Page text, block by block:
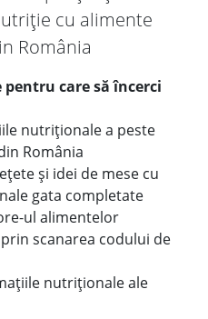
cu alimente
România
care să încerci
nutriționale a peste
România
și idei de mese cu
gata completate
ul alimentelor
scanarea codului de
nutriționale ale